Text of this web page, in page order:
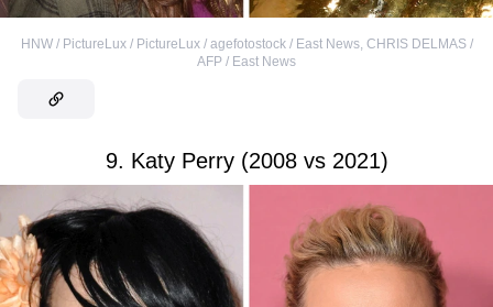
HNW / PictureLux / PictureLux / agefotostock / East News, CHRIS DELMAS /
AFP / East News
9. Katy Perry (2008 vs 2021)